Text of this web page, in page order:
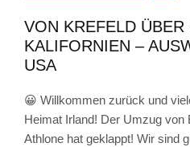
VON KREFELD
KALIFORNIEN –
USA
😀 Willkommen zurück und
Heimat Irland! Der Umzug von
Athlone hat geklappt! Wir sind